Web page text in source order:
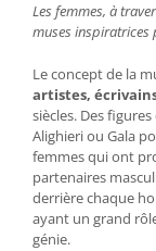
Les femmes, à
muses inspiratrices
Le concept de la
artistes,
siècles. Des
Alighieri ou Gala
femmes qui ont
partenaires
derrière chaque
ayant un grand
génie.